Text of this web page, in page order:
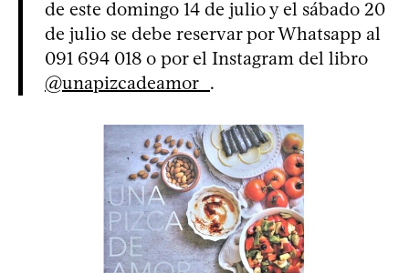
de este domingo 14 de julio y el sábado 20
de julio se debe reservar por Whatsapp al
091 694 018 o por el Instagram del libro
@unapizcadeamor_ .